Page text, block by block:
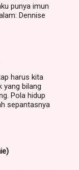
punya imun
Dennise
harus kita
yang bilang
Pola hidup
sepantasnya